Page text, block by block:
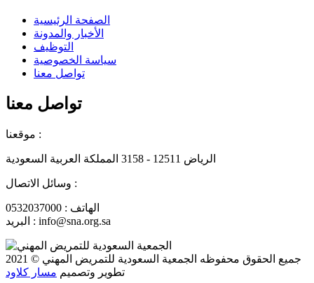
الصفحة الرئيسية
الأخبار والمدونة
التوظيف
سياسة الخصوصية
تواصل معنا
تواصل معنا
موقعنا :
الرياض 12511 - 3158 المملكة العربية السعودية
وسائل الاتصال :
الهاتف : 0532037000
البريد : info@sna.org.sa
جميع الحقوق محفوظه الجمعية السعودية للتمريض المهني © 2021
تطوير وتصميم مسار كلاود